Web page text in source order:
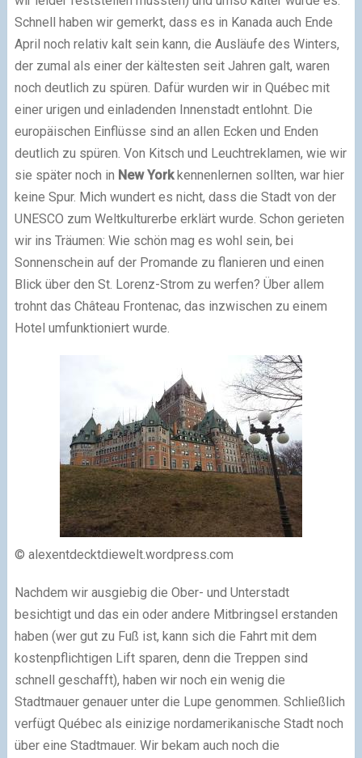
Schnell haben wir gemerkt, dass es in Kanada auch Ende
April noch relativ kalt sein kann, die Ausläufe des Winters,
der zumal als einer der kältesten seit Jahren galt, waren
noch deutlich zu spüren. Dafür wurden wir in Québec mit
einer urigen und einladenden Innenstadt entlohnt. Die
europäischen Einflüsse sind an allen Ecken und Enden
deutlich zu spüren. Von Kitsch und Leuchtreklamen, wie wir
sie später noch in New Yorkkennenlernen sollten, war hier
keine Spur. Mich wundert es nicht, dass die Stadt von der
UNESCO zum Weltkulturerbe erklärt wurde. Schon gerieten
wir ins Träumen: Wie schön mag es wohl sein, bei
Sonnenschein auf der Promande zu flanieren und einen
Blick über den St. Lorenz-Strom zu werfen? Über allem
trohnt das Château Frontenac, das inzwischen zu einem
Hotel umfunktioniert wurde.
© alexentdecktdiewelt.wordpress.com
Nachdem wir ausgiebig die Ober- und Unterstadt
besichtigt und das ein oder andere Mitbringsel erstanden
haben (wer gut zu Fuß ist, kann sich die Fahrt mit dem
kostenpflichtigen Lift sparen, denn die Treppen sind
schnell geschafft), haben wir noch ein wenig die
Stadtmauer genauer unter die Lupe genommen. Schließlich
verfügt Québec als einizige nordamerikanische Stadt noch
über eine Stadtmauer. Wir bekam auch noch die